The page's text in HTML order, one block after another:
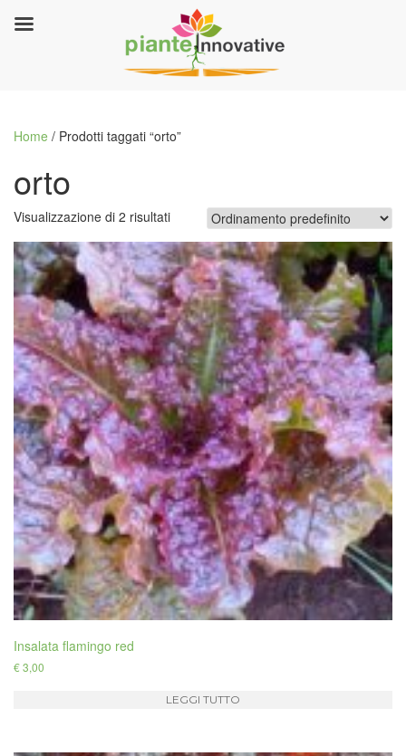
Home / Prodotti taggati “orto”
orto
Visualizzazione di 2 risultati
Insalata flamingo red
€3,00
LEGGI TUTTO